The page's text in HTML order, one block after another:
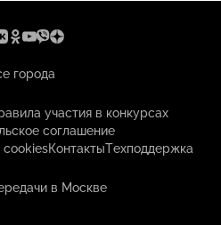
города
участия в конкурсах
соглашение
cookiesКонтактыТехподдержка
в Москве